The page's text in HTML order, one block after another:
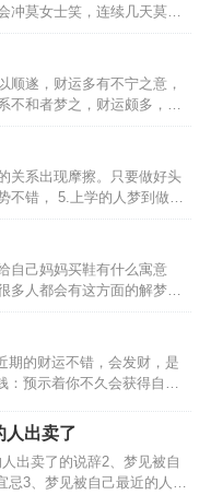
冲莫女士笑，连续几天莫女
拜了她的叔叔，但是拜了叔
让莫女士去找一个…
顺遂，财运多有不宁之意，
不和者梦之，财运颇多，事
见砍竹笋，事业可有好运，
戊土之象征，凡事…
关系出现摩擦。只要做好头
梦到做手
就会觉得非常的吃力。梦见
自己妈妈买鞋有什么寓意
多人都会有这方面的解梦疑
业上会有很大的拓展空间，
己妈妈买鞋预示着你…
期的财运不错，会发财，是
：预示着你不久会获得自
预示着你不久会出远门，
包被抢梦见抢钱梦见被抢
梦…
人出卖了
出卖了的说辞2、梦见被自
忌3、梦见被自己最近的人出